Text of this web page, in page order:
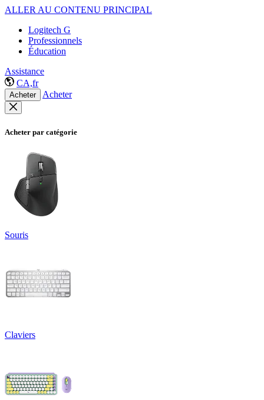
ALLER AU CONTENU PRINCIPAL
Logitech G
Professionnels
Éducation
Assistance
CA,fr
Acheter Acheter
Acheter par catégorie
Souris
Claviers